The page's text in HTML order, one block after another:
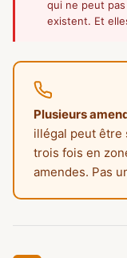
qui ne peut
existent. Et
Plusieurs
illégal peut être
trois fois en
amendes. Pas